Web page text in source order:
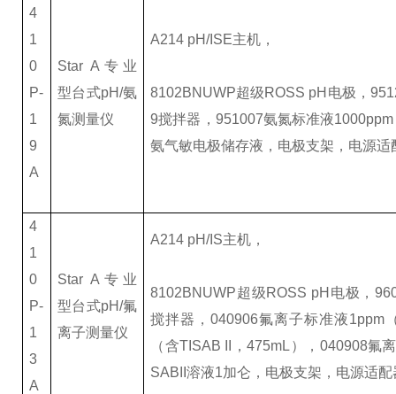
4
1
0
P-
1
9
A
Star A 专业
型台式pH/氨
氮测量仪
A214 pH/ISE主机，
8102BNUWP超级ROSS pH电极，
9搅拌器，951007氨氮标准液
氨气敏电极储存液，电极支架，电源适
4
1
0
P-
1
3
A
Star A 专业
型台式pH/氟
离子测量仪
A214 pH/IS主机，
8102BNUWP超级ROSS pH电极，
搅拌器，040906氟离子标准液1ppm
（含TISAB II，475mL），040908氟
SABII溶液1加仑，电极支架，电源适配